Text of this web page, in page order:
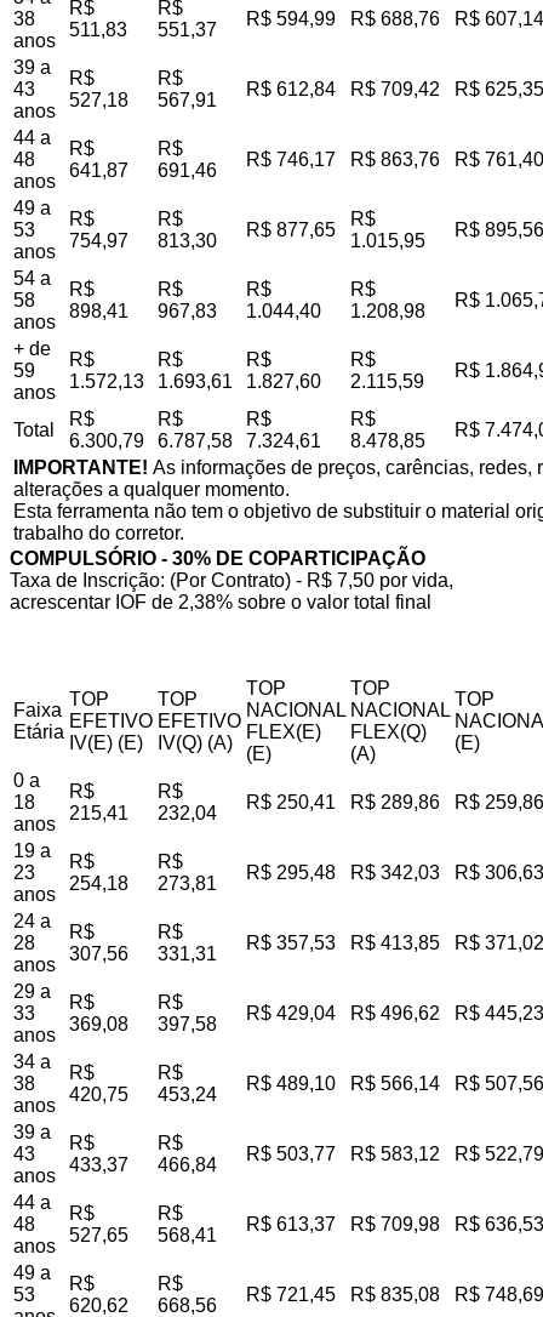
38
anos
R$
511,83
R$
551,37
R$ 594,99 R$ 688,76 R$ 607,14
39 a
43
anos
R$
527,18
R$
567,91
R$ 612,84 R$ 709,42 R$ 625,35
44 a
48
anos
R$
641,87
R$
691,46
R$ 746,17 R$ 863,76 R$ 761,40
49 a
53
anos
R$
754,97
R$
813,30
R$ 877,65
R$
1.015,95
R$ 895,56
54 a
58
anos
R$
898,41
R$
967,83
R$
1.044,40
R$
1.208,98
R$
+ de
59
anos
R$
1.572,13
R$
1.693,61
R$
1.827,60
R$
2.115,59
R$
Total
R$
6.300,79
R$
6.787,58
R$
7.324,61
R$
8.478,85
R$
IMPORTANTE! As informações de preços, carências,
alterações a qualquer momento.
Esta ferramenta não tem o objetivo de substituir o material
trabalho do corretor.
COMPULSÓRIO - 30% DE COPARTICIPAÇÃO
Taxa de Inscrição: (Por Contrato) - R$ 7,50 por vida,
acrescentar IOF de 2,38% sobre o valor total final
Faixa
Etária
TOP
EFETIVO
IV(E) (E)
TOP
EFETIVO
IV(Q) (A)
TOP
NACIONAL
FLEX(E)
(E)
TOP
NACIONAL
FLEX(Q)
(A)
TOP
(E)
0 a
18
anos
R$
215,41
R$
232,04
R$ 250,41 R$ 289,86 R$ 259,86
19 a
23
anos
R$
254,18
R$
273,81
R$ 295,48 R$ 342,03 R$ 306,63
24 a
28
anos
R$
307,56
R$
331,31
R$ 357,53 R$ 413,85 R$ 371,02
29 a
33
anos
R$
369,08
R$
397,58
R$ 429,04 R$ 496,62 R$ 445,23
34 a
38
anos
R$
420,75
R$
453,24
R$ 489,10 R$ 566,14 R$ 507,56
39 a
43
anos
R$
433,37
R$
466,84
R$ 503,77 R$ 583,12 R$ 522,79
44 a
48
anos
R$
527,65
R$
568,41
R$ 613,37 R$ 709,98 R$ 636,53
49 a
53
R$
620,62
R$
668,56
R$ 721,45 R$ 835,08 R$ 748,69